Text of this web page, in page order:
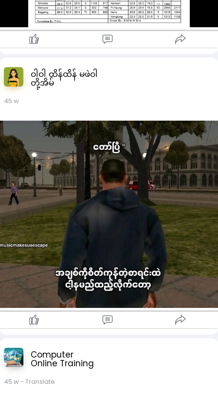
ဝါဝါ ထိန်ထိန် မဖဲဝါ
တို့အိမ်
45 w
Computer
Online Training
45 w- Translate